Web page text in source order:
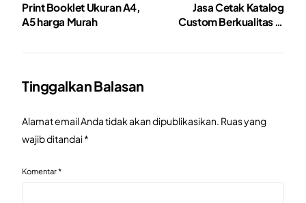
Print Booklet Ukuran A4,
A5 harga Murah
Jasa Cetak Katalog
Custom Berkualitas di
Tinggalkan Balasan
Alamat email Anda tidak akan dipublikasikan. Ruas yang
wajib ditandai*
Komentar*